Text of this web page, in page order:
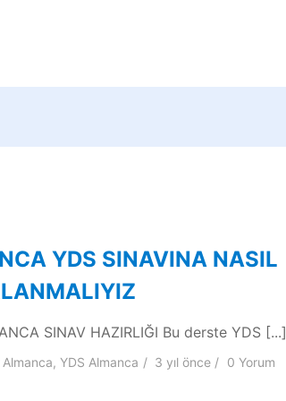
YDS SINAVINA NASIL
SINAV HAZIRLIĞI Bu derste YDS [...]
Almanca,YDS Almanca 3 yılönce 0 Yorum